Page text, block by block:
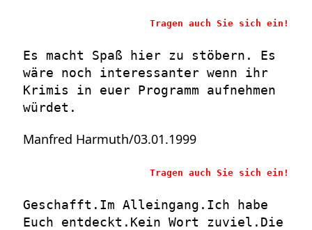
Tragen auch Sie sich ein!
Es macht Spaß hier zu stöbern. Es
wäre noch interessanter wenn ihr
Krimis in euer Programm aufnehmen
würdet.
Manfred Harmuth/03.01.1999
Tragen auch Sie sich ein!
Geschafft.Im Alleingang.Ich habe
Euch entdeckt.Kein Wort zuviel.Die